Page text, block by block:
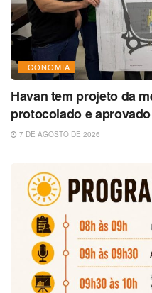
ECONOMIA
Havan tem projeto da
protocolado e
7 DE AGOSTO DE 2026